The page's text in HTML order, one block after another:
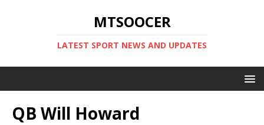
MTSOOCER
LATEST SPORT NEWS AND UPDATES
QB Will Howard